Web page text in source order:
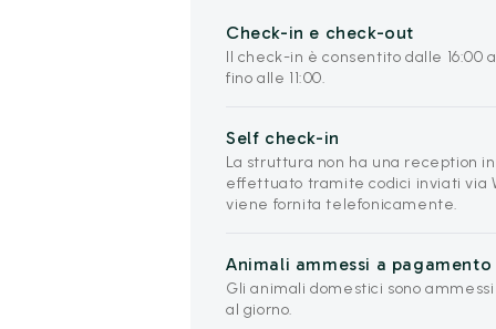
Check-in e check-out
Il check-in è consentito dalle 16:00
fino alle 11:00.
Self check-in
La struttura non ha una reception
effettuato tramite codici inviati via
viene fornita telefonicamente.
Animali ammessi a pagamento
Gli animali domestici sono
al giorno.